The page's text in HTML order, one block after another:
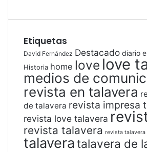
Etiquetas
David Fernández Destacado diario
Historia home love love
medios de
revista en talavera
de talavera revista impresa
revista love talavera
revista talavera revista talavera
talaveratalavera de